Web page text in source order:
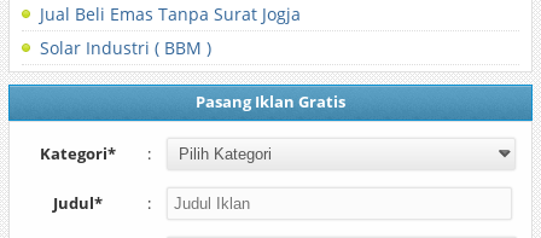
Jual Beli Emas Tanpa Surat Jogja
Solar Industri ( BBM )
Pasang Iklan Gratis
Kategori* :
Judul* :